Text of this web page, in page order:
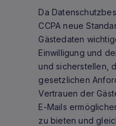
Da
CCPA neue
Gästedaten
Einwilligung und
und sicherstellen,
gesetzlichen
Vertrauen der
E-Mails
zu bieten und